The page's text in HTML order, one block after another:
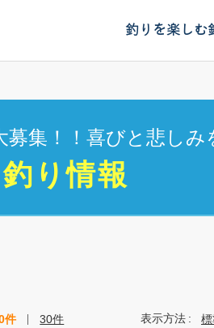
釣りを楽しむ
集！！喜びと悲しみ
釣り情報
件 30件 表示方法